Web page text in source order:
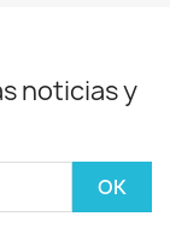
noticias y